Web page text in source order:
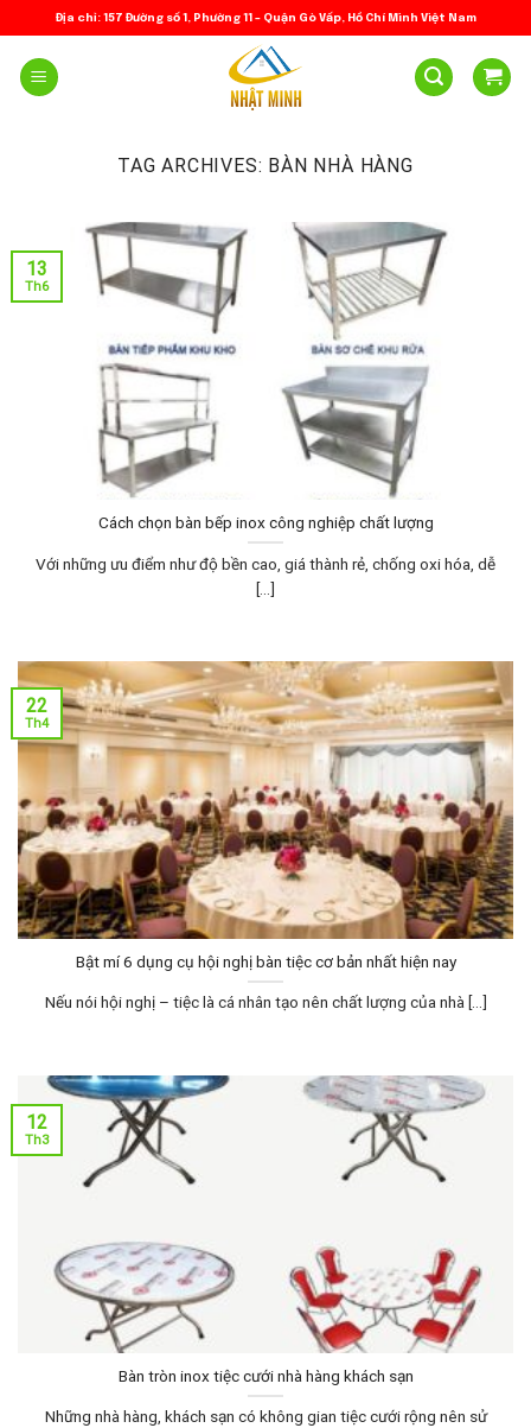
to
content
Địa chỉ: 157 Đường số 1, Phường 11 – Quận Gò Vấp, Hồ Chí Minh Việt Nam
TAG ARCHIVES: BÀN NHÀ HÀNG
Cách chọn bàn bếp inox công nghiệp chất lượng
Với những ưu điểm như độ bền cao, giá thành rẻ, chống oxi hóa, dễ
[...]
13
Th6
Bật mí 6 dụng cụ hội nghị bàn tiệc cơ bản nhất hiện nay
Nếu nói hội nghị – tiệc là cá nhân tạo nên chất lượng của nhà [...]
22
Th4
Bàn tròn inox tiệc cưới nhà hàng khách sạn
Những nhà hàng, khách sạn có không gian tiệc cưới rộng nên sử
12
Th3